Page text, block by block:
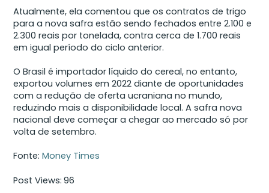
Atualmente, ela comentou que os contratos de trigo
para a nova safra estão sendo fechados entre 2.100 e
2.300 reais por tonelada, contra cerca de 1.700 reais
em igual período do ciclo anterior.
O Brasil é importador líquido do cereal, no entanto,
exportou volumes em 2022 diante de oportunidades
com a redução de oferta ucraniana no mundo,
reduzindo mais a disponibilidade local. A safra nova
nacional deve começar a chegar ao mercado só por
volta de setembro.
Fonte:Money Times
Post Views: 96